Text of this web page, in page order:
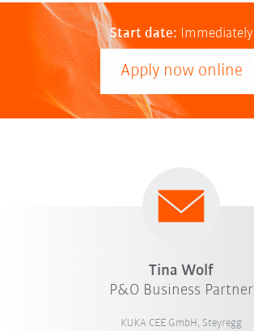
Start date: Immediately
Apply now online
Tina Wolf
P&O Business Partner
KUKA CEE GmbH, Steyregg